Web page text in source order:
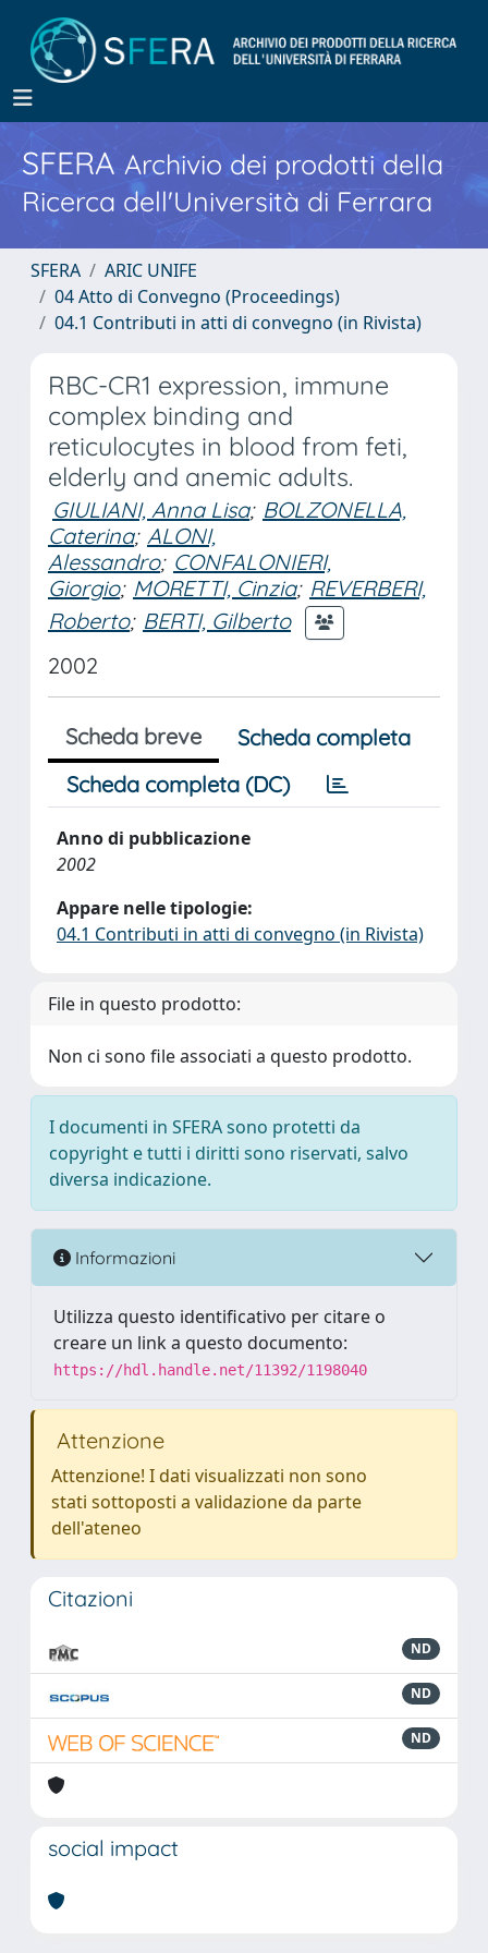
SFERA Archivio dei prodotti della
Ricerca dell'Università di Ferrara
SFERA
ARIC UNIFE
04 Atto di Convegno (Proceedings)
04.1 Contributi in atti di convegno (in Rivista)
RBC-CR1 expression, immune
complex binding and
reticulocytes in blood from feti,
elderly and anemic adults.
GIULIANI, Anna Lisa; BOLZONELLA,
Caterina; ALONI,
Alessandro; CONFALONIERI,
Giorgio; MORETTI, Cinzia; REVERBERI,
Roberto; BERTI, Gilberto
2002
Scheda breve
Scheda completa
Scheda completa (DC)
Anno di pubblicazione
2002
Appare nelle tipologie:
04.1 Contributi in atti di convegno (in Rivista)
File in questo prodotto:
Non ci sono file associati a questo prodotto.
I documenti in SFERA sono protetti da
copyright e tutti i diritti sono riservati, salvo
diversa indicazione.
Informazioni
Utilizza questo identificativo per citare o
creare un link a questo documento:
https://hdl.handle.net/11392/1198040
Attenzione
Attenzione! I dati visualizzati non sono
stati sottoposti a validazione da parte
dell'ateneo
Citazioni
ND
ND
ND
social impact